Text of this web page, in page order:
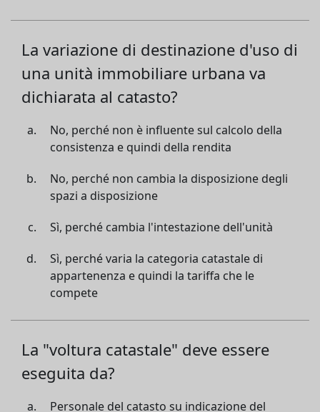
La variazione di destinazione d'uso di
una unità immobiliare urbana va
dichiarata al catasto?
No, perché non è influente sul calcolo della
consistenza e quindi della rendita
No, perché non cambia la disposizione degli
spazi a disposizione
Sì, perché cambia l'intestazione dell'unità
Sì, perché varia la categoria catastale di
appartenenza e quindi la tariffa che le
compete
La "voltura catastale" deve essere
eseguita da?
Personale del catasto su indicazione del